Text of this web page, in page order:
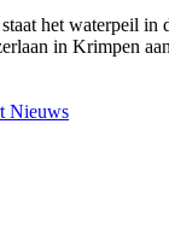
het waterpeil in
in Krimpen
Nieuws